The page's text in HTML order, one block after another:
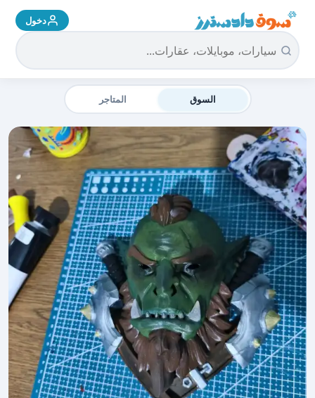
سوق دادسترز الرئيسية دخول
السوق المتاجر